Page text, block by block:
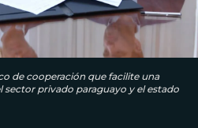
de cooperación que facilite una
privado paraguayo y el estado